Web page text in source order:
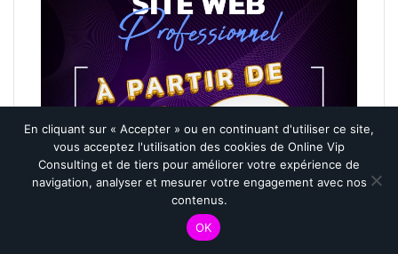
En cliquant sur « Accepter » ou en continuant d'utiliser ce site,
vous acceptez l'utilisation des cookies de Online Vip
Consulting et de tiers pour améliorer votre expérience de
navigation, analyser et mesurer votre engagement avec nos
contenus.
OK